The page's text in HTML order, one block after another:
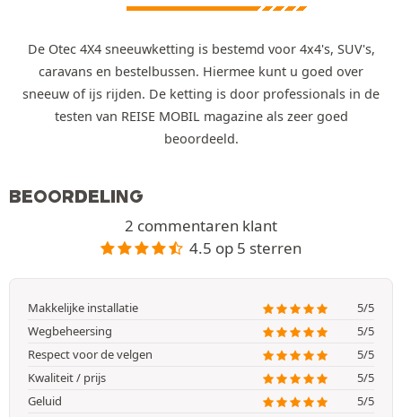
De Otec 4X4 sneeuwketting is bestemd voor 4x4's, SUV's,
caravans en bestelbussen. Hiermee kunt u goed over
sneeuw of ijs rijden. De ketting is door professionals in de
testen van REISE MOBIL magazine als zeer goed
beoordeeld.
BEOORDELING
2 commentaren klant
4.5 op 5 sterren
Makkelijke installatie
5/5
Wegbeheersing
5/5
Respect voor de velgen
5/5
Kwaliteit / prijs
5/5
Geluid
5/5